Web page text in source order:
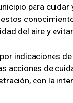
para
del aire y
indicaciones
acciones de
con la